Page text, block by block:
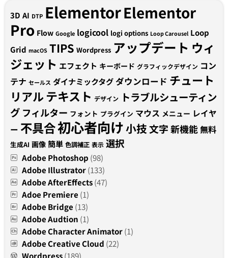
3D AI DTP ElementorElementor
Pro Flow Google logicool logi options Loop Carousel Loop
Grid macOS TIPS Wordpress アップデート ウィ
ジェット エフェクト キーボード グラフィックデザイン コン
テナ セールス ダイナミックタグダウンロード チュート
リアルテキスト デザイン トラブルシューティン
グ フィルター フォント プラグイン マウス メニュー レイヤ
ー 不具合初心者向け小技文字新機能無料
生成AI 画像 簡単 色調補正 表示 選択
Adobe Photoshop (98)
Adobe Illustrator(133)
Adobe AfterEffects(47)
Adoe Premiere (1)
Adobe Bridge (13)
Adobe Audtion (1)
Adobe Character Animator(1)
Adobe Creative Cloud (22)
Wordpress(189)